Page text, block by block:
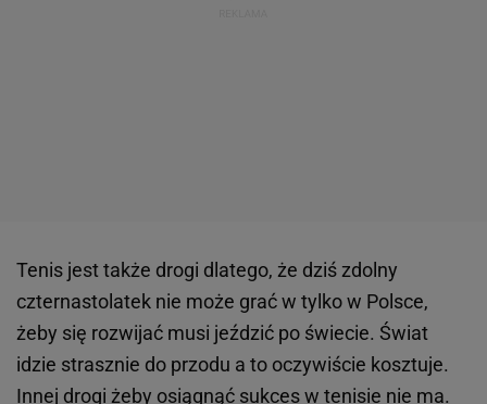
Tenis jest także drogi dlatego, że dziś zdolny
czternastolatek nie może grać w tylko w Polsce,
żeby się rozwijać musi jeździć po świecie. Świat
idzie strasznie do przodu a to oczywiście kosztuje.
Innej drogi żeby osiągnąć sukces w tenisie nie ma.